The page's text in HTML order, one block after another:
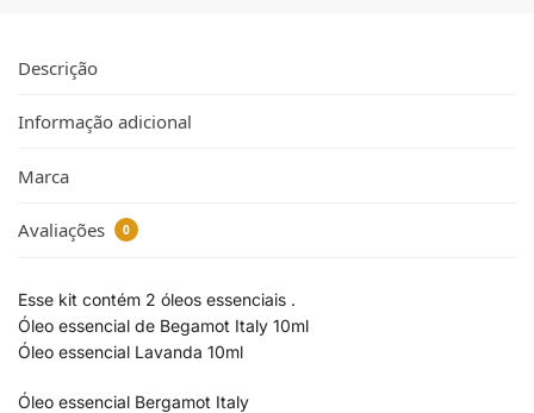
Descrição
Informação adicional
Marca
Avaliações 0
Esse kit contém 2 óleos essenciais .
Óleo essencial de Begamot Italy 10ml
Óleo essencial Lavanda 10ml
Óleo essencial Bergamot Italy